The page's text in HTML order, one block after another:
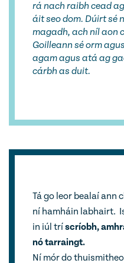
rá nach raibh cead
áit seo dom. Dúirt sé
magadh, ach níl aon
Goilleann sé orm
agam agus atá ag
cárbh as duit.
Tá go leor bealaí ann
ní hamháin labhairt.
in iúl tríscríobh,
nó tarraingt.
Ní mór do